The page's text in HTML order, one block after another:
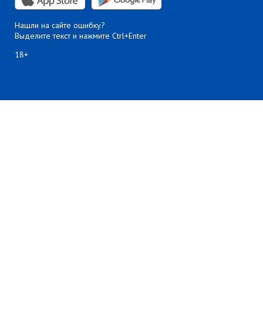
Нашли на сайте ошибку?
Выделите текст и нажмите Ctrl+Enter
18+